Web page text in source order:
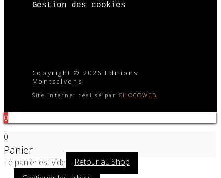
Gestion des cookies
Copyright © 2026 Editions
Montsalvens
Site internet réalisé parCHOCOWEB
0
0
Panier
Le panier est vide Retour au Shop